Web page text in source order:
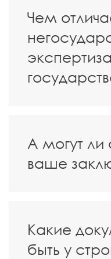
Чем
А могут ли
ваше
Какие
быть у